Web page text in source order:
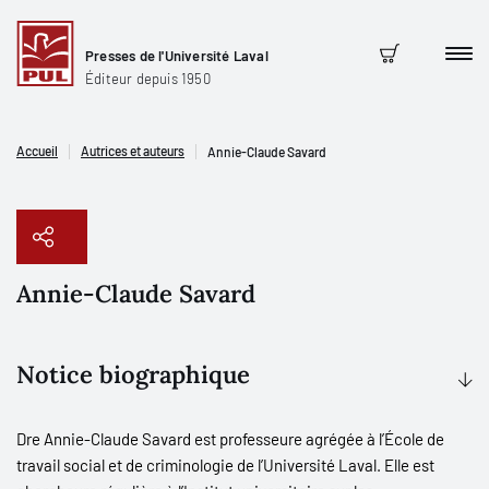
Presses de l'Université Laval
Éditeur depuis 1950
Panier
Accueil Autrices et auteurs Annie-Claude Savard
Annie-Claude Savard
Notice biographique
Dre Annie-Claude Savard est professeure agrégée à l’École de
travail social et de criminologie de l’Université Laval. Elle est